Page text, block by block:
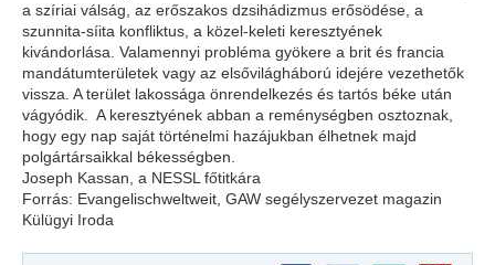
a szíriai válság, az erőszakos dzsihádizmus erősödése, a
szunnita-síita konfliktus, a közel-keleti keresztyének
kivándorlása. Valamennyi probléma gyökere a brit és francia
mandátumterületek vagy az elsővilágháború idejére vezethetők
vissza. A terület lakossága önrendelkezés és tartós béke után
vágyódik. A keresztyének abban a reménységben osztoznak,
hogy egy nap saját történelmi hazájukban élhetnek majd
polgártársaikkal békességben.
Joseph Kassan, a NESSL főtitkára
Forrás: Evangelischweltweit, GAW segélyszervezet magazin
Külügyi Iroda